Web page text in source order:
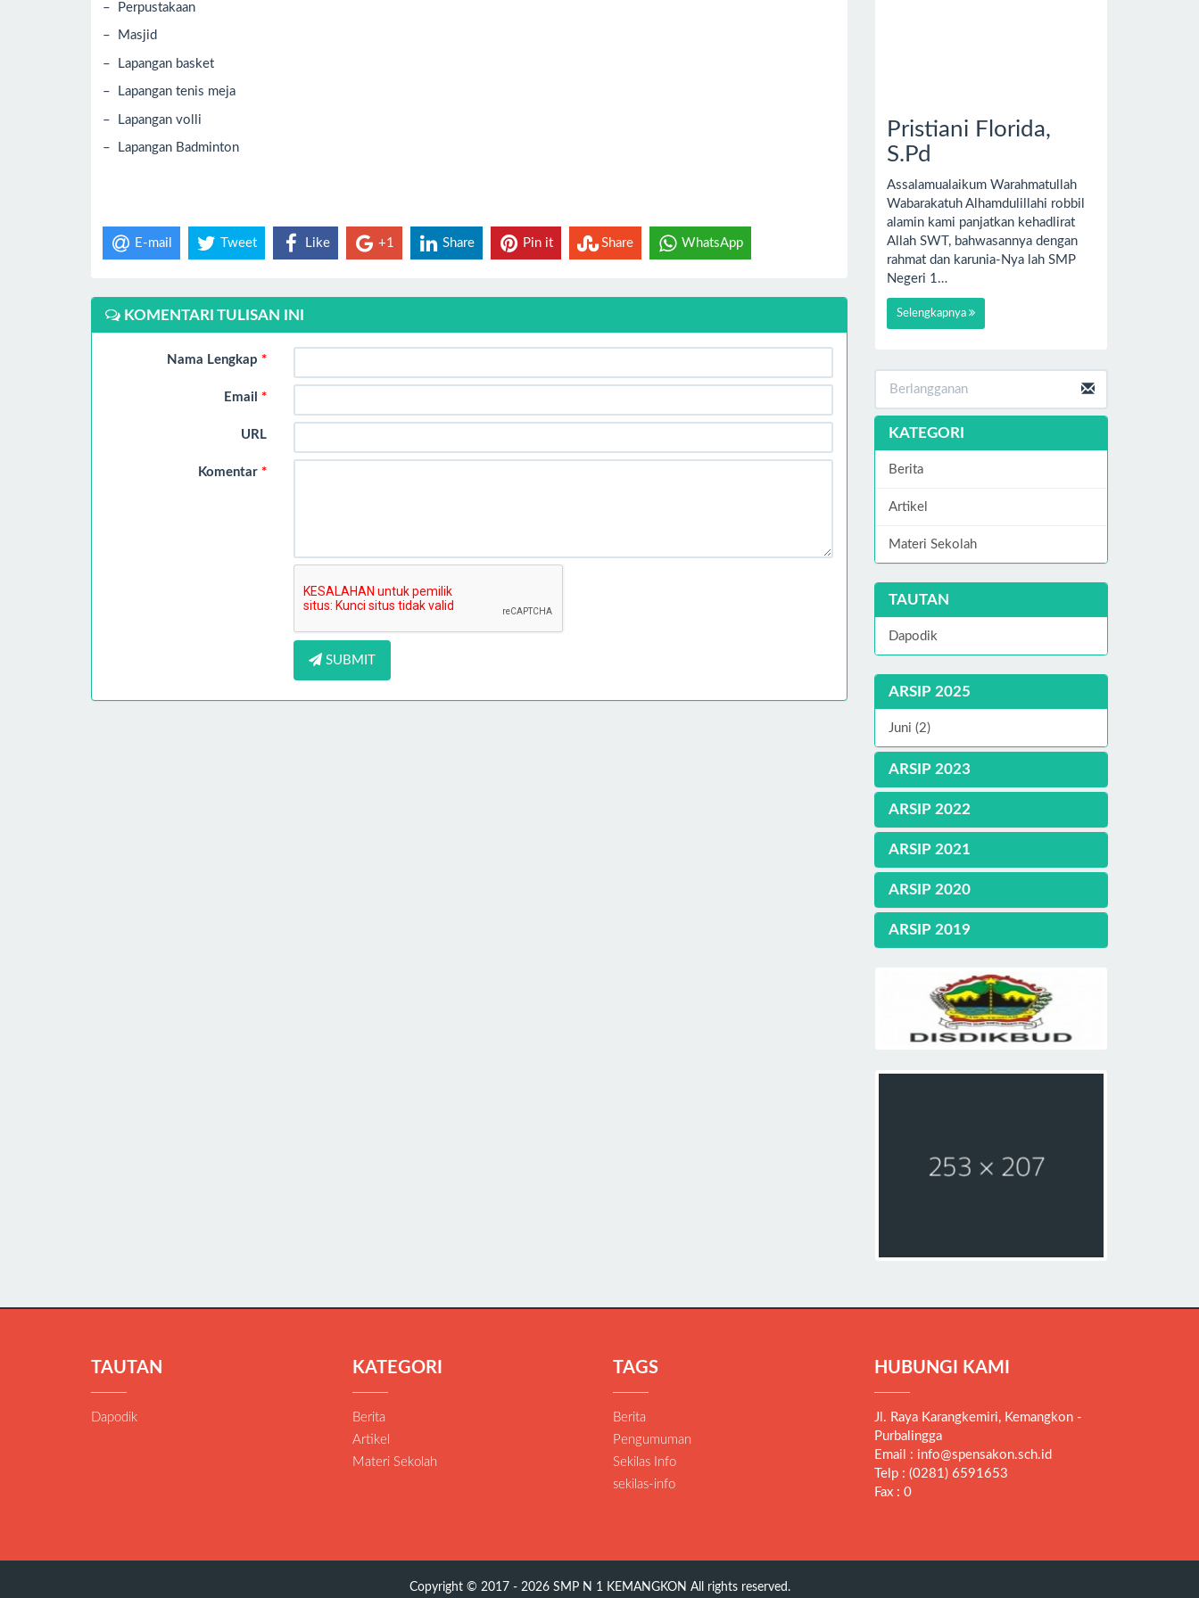
– Perpustakaan
– Masjid
– Lapangan basket
– Lapangan tenis meja
– Lapangan volli
– Lapangan Badminton
E-mail Tweet Like +1 Share Pin it Share WhatsApp
KOMENTARI TULISAN INI
Nama Lengkap *
Email *
URL
Komentar *
SUBMIT
Pristiani Florida,
S.Pd
Assalamualaikum Warahmatullah
Wabarakatuh Alhamdulillahi robbil
alamin kami panjatkan kehadlirat
Allah SWT, bahwasannya dengan
rahmat dan karunia-Nya lah SMP
Negeri 1…
Selengkapnya
KATEGORI
Berita
Artikel
Materi Sekolah
TAUTAN
Dapodik
ARSIP 2025
Juni (2)
ARSIP 2023
ARSIP 2022
ARSIP 2021
ARSIP 2020
ARSIP 2019
TAUTAN
Dapodik
KATEGORI
Berita
Artikel
Materi Sekolah
TAGS
Berita
Pengumuman
Sekilas Info
sekilas-info
HUBUNGI KAMI
Jl. Raya Karangkemiri, Kemangkon -
Purbalingga
Email : info@spensakon.sch.id
Telp : (0281) 6591653
Fax : 0
Copyright © 2017 - 2026SMP N 1 KEMANGKON All rights reserved.